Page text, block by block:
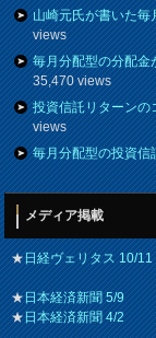
山崎元氏が書いた毎
views
毎月分配型の分配金
35,470 views
投資信託リターンの
views
毎月分配型の投資信
メディア掲載
★日経ヴェリタス 10/11
★日本経済新聞 5/9
★日本経済新聞 4/2